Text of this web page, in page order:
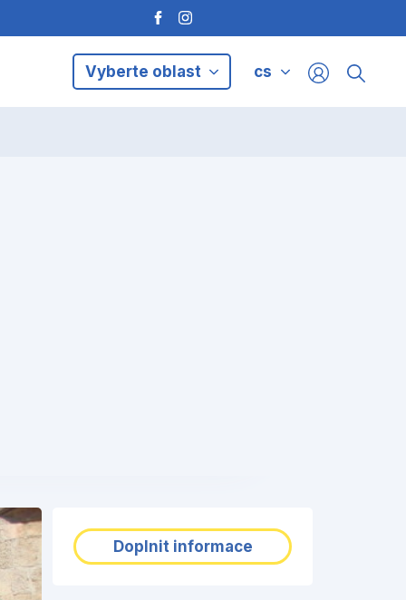
Vyberte oblast cs
Doplnit informace